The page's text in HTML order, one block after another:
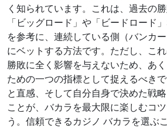
く知られています。これは、過去の
「ビッグロード」や「ビードロード
を参考に、連続している側（バンカ
にベットする方法です。ただし、こ
勝敗に全く影響を与えないため、あ
ための一つの指標として捉えるべき
と直感、そして自分自身で決めた戦
ことが、バカラを最大限に楽しむコ
う。信頼できるカジノ バカラを選ぶ